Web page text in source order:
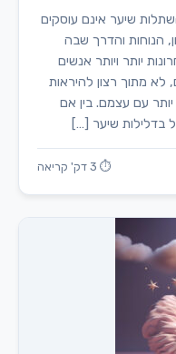
שיער אינם עוסקים
הנוחות והדרך שבה
יותר ויותר אנשים
לא מתוך רצון להיראות
עם עצמם. בין אם
בדלילות שיער […]
⏱ 3 דק' קריאה